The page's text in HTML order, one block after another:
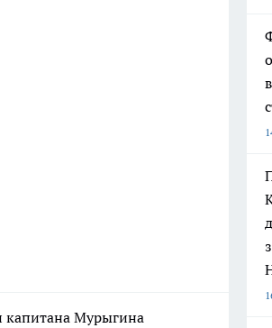
капитана Мурыгина